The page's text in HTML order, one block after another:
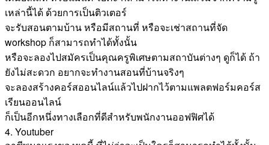
เหล่านี้ได้ ด้วยการเป็นติวเตอร์
จะรับสอนตามบ้าน หรือมีสถานที่ หรือจะเช่าสถานที่จัด
workshop ก็สามารถทำได้ทั้งนั้น
หรือจะลองไปสมัครเป็นคุณครูพิเศษตามสถาบันต่างๆ ดูก็ได้ ถ้า
ยังไม่สะดวก อยากจะทำงานสอนที่บ้านจริงๆ
จะลองสร้างคอร์สออนไลน์แล้วไปฝากไว้ตามแพลตฟอร์มคอร์ส
เรียนออนไลน์
ก็เป็นอีกหนึ่งทางเลือกที่ดีสำหรับพนักงานออฟฟิศได้
4. Youtuber